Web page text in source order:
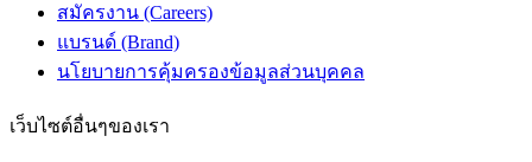
สมัครงาน (Careers)
แบรนด์ (Brand)
นโยบายการคุ้มครองข้อมูลส่วนบุคคล
เว็บไซต์อื่นๆของเรา